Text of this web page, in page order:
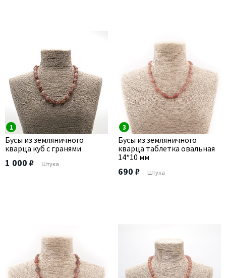
1
Бусы из земляничного
кварца куб с гранями
1 000 ₽ Штука
3
Бусы из земляничного
кварца таблетка овальная
14*10 мм
690 ₽ Штука